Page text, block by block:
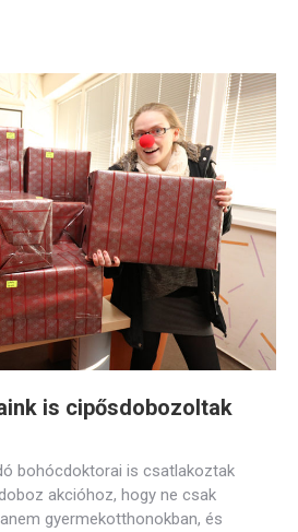
is cipősdobozoltak
bohócdoktorai is csatlakoztak
akcióhoz, hogy ne csak
gyermekotthonokban, és